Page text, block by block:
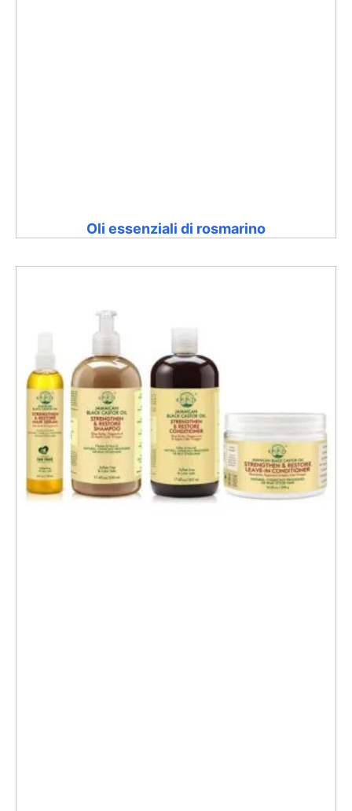
Oli essenziali di rosmarino